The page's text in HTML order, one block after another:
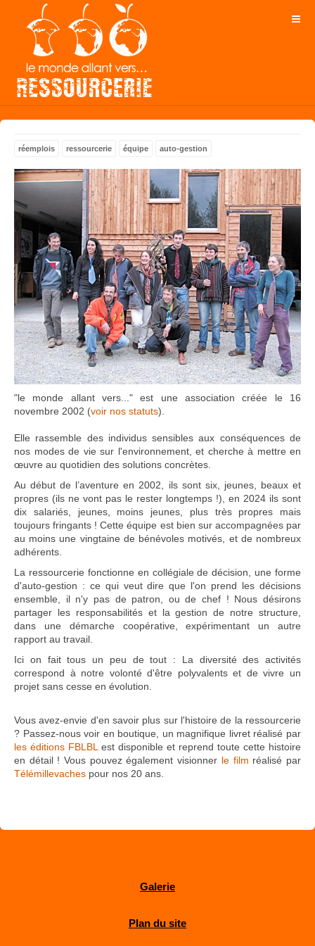
réemplois ressourcerie équipe auto-gestion
"le monde allant vers..." est une association créée le 16
novembre 2002 (voir nos statuts).
Elle rassemble des individus sensibles aux conséquences de
nos modes de vie sur l'environnement, et cherche à mettre en
œuvre au quotidien des solutions concrètes.
Au début de l’aventure en 2002, ils sont six, jeunes, beaux et
propres (ils ne vont pas le rester longtemps !), en 2024 ils sont
dix salariés, jeunes, moins jeunes, plus très propres mais
toujours fringants ! Cette équipe est bien sur accompagnées par
au moins une vingtaine de bénévoles motivés, et de nombreux
adhérents.
La ressourcerie fonctionne en collégiale de décision, une forme
d'auto-gestion : ce qui veut dire que l'on prend les décisions
ensemble, il n'y pas de patron, ou de chef ! Nous désirons
partager les responsabilités et la gestion de notre structure,
dans une démarche coopérative, expérimentant un autre
rapport au travail.
Ici on fait tous un peu de tout : La diversité des activités
correspond à notre volonté d'être polyvalents et de vivre un
projet sans cesse en évolution.
Vous avez-envie d'en savoir plus sur l'histoire de la ressourcerie
? Passez-nous voir en boutique, un magnifique livret réalisé par
les éditions FBLBL est disponible et reprend toute cette histoire
en détail ! Vous pouvez également visionner le film réalisé par
Télémillevaches pour nos 20 ans.
Galerie
Plan du site